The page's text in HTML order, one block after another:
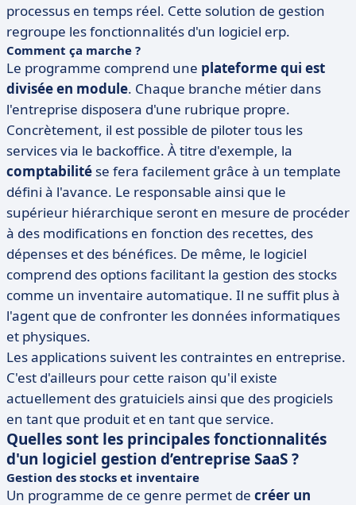
processus en temps réel. Cette solution de gestion
regroupe les fonctionnalités d'un logiciel erp.
Comment ça marche ?
Le programme comprend une plateforme qui est
divisée en module. Chaque branche métier dans
l'entreprise disposera d'une rubrique propre.
Concrètement, il est possible de piloter tous les
services via le backoffice. À titre d'exemple, la
comptabilité se fera facilement grâce à un template
défini à l'avance. Le responsable ainsi que le
supérieur hiérarchique seront en mesure de procéder
à des modifications en fonction des recettes, des
dépenses et des bénéfices. De même, le logiciel
comprend des options facilitant la gestion des stocks
comme un inventaire automatique. Il ne suffit plus à
l'agent que de confronter les données informatiques
et physiques.
Les applications suivent les contraintes en entreprise.
C'est d'ailleurs pour cette raison qu'il existe
actuellement des gratuiciels ainsi que des progiciels
en tant que produit et en tant que service.
Quelles sont les principales fonctionnalités
d'un logiciel gestion d’entreprise SaaS ?
Gestion des stocks et inventaire
Un programme de ce genre permet de créer un